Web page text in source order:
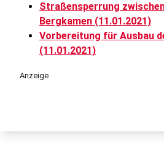
Straßensperrung
Bergkamen (11.01.2021)
Vorbereitung für Ausbau
(11.01.2021)
Anzeige